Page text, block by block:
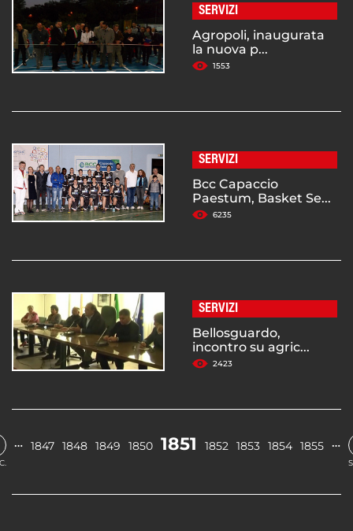
SERVIZI
Agropoli, inaugurata
la nuova p...
1553
SERVIZI
Bcc Capaccio
Paestum, Basket Se...
6235
SERVIZI
Bellosguardo,
incontro su agric...
2423
… 1847 1848 1849 1850 1851 1852 1853 1854 1855 …